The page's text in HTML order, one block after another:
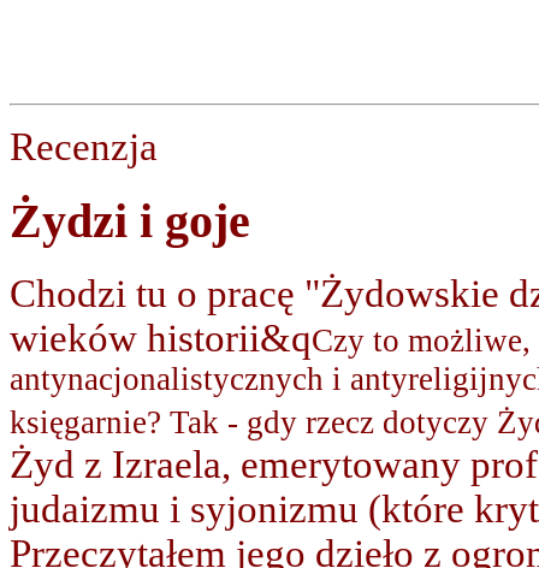
Recenzja
Żydzi i goje
Chodzi tu o pracę "Żydowskie
wieków historii&qCzy to możliwe,
antynacjonalistycznych i
księgarnie? Tak - gdy rzecz dotyczy
Żyd z Izraela, emerytowany
judaizmu i syjonizmu (które
Przeczytałem jego dzieło z